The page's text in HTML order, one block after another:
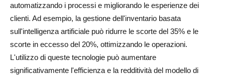
automatizzando i processi e migliorando le esperienze dei
clienti. Ad esempio, la gestione dell'inventario basata
sull'intelligenza artificiale può ridurre le scorte del 35% e le
scorte in eccesso del 20%, ottimizzando le operazioni.
L'utilizzo di queste tecnologie può aumentare
significativamente l'efficienza e la redditività del modello di